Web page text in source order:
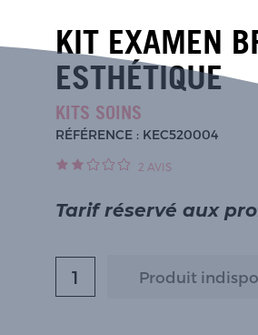
KIT EXAMEN
ESTHÉTIQUE
KITS SOINS
RÉFÉRENCE : KEC520004
2 AVIS
Tarif réservé aux